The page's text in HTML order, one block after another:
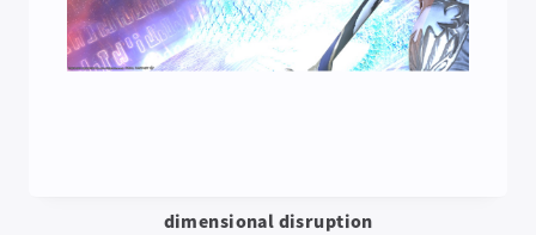
dimensional disruption